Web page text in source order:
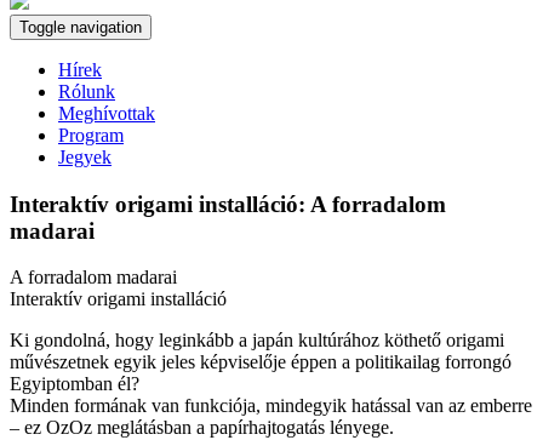
Toggle navigation
Hírek
Rólunk
Meghívottak
Program
Jegyek
Interaktív origami installáció: A forradalom
madarai
A forradalom madarai
Interaktív origami installáció
Ki gondolná, hogy leginkább a japán kultúrához köthető origami
művészetnek egyik jeles képviselője éppen a politikailag forrongó
Egyiptomban él?
Minden formának van funkciója, mindegyik hatással van az emberre
– ez OzOz meglátásban a papírhajtogatás lényege.